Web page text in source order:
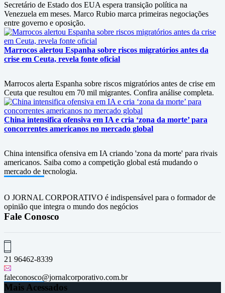
Secretário de Estado dos EUA espera transição política na
Venezuela em meses. Marco Rubio marca primeiras negociações
entre governo e oposição.
Marrocos alertou Espanha sobre riscos migratórios antes da
crise em Ceuta, revela fonte oficial
Marrocos alerta Espanha sobre riscos migratórios antes de crise em
Ceuta que resultou em 70 mil migrantes. Confira análise completa.
China intensifica ofensiva em IA e cria ‘zona da morte’ para
concorrentes americanos no mercado global
China intensifica ofensiva em IA criando 'zona da morte' para rivais
americanos. Saiba como a competição global está mudando o
mercado de tecnologia.
O JORNAL CORPORATIVO é indispensável para o formador de
opinião que integra o mundo dos negócios
Fale Conosco
21 96462-8339
faleconosco@jornalcorporativo.com.br
Mais Acessados